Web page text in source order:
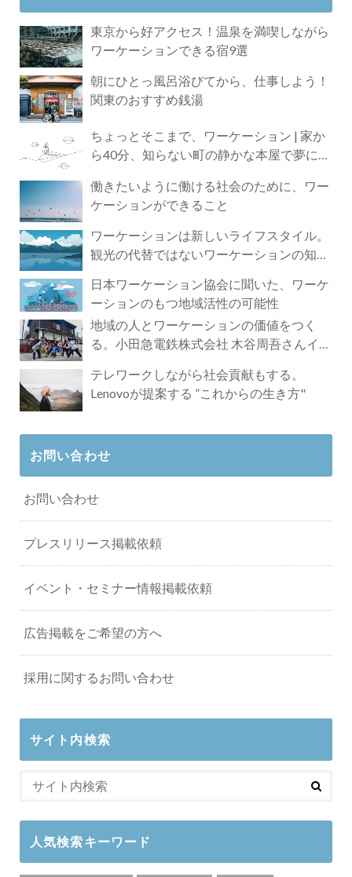
東京から好アクセス！温泉を満喫しながら
ワーケーションできる宿9選
朝にひとっ風呂浴びてから、仕事しよう！
関東のおすすめ銭湯
ちょっとそこまで、ワーケーション | 家か
ら40分、知らない町の静かな本屋で夢に近
働きたいように働ける社会のために、ワー
ケーションができること
ワーケーションは新しいライフスタイル。
観光の代替ではないワーケーションの知ら
日本ワーケーション協会に聞いた、ワーケ
ーションのもつ地域活性の可能性
地域の人とワーケーションの価値をつく
る。小田急電鉄株式会社 木谷周吾さんイン
テレワークしながら社会貢献もする。
Lenovoが提案する ”これからの生き方"
お問い合わせ
お問い合わせ
プレスリリース掲載依頼
イベント・セミナー情報掲載依頼
広告掲載をご希望の方へ
採用に関するお問い合わせ
サイト内検索
人気検索キーワード